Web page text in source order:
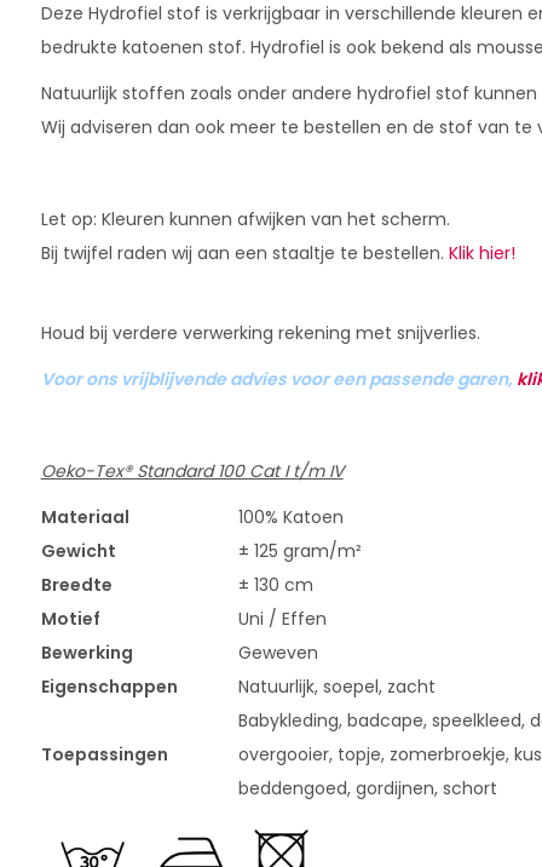
Deze Hydrofiel stof is verkrijgbaar in verschillende kleuren
bedrukte katoenen stof. Hydrofiel is ook bekend als
Natuurlijk stoffen zoals onder andere hydrofiel stof
Wij adviseren dan ook meer te bestellen en de stof van te
Let op: Kleuren kunnen afwijken van het scherm.
Bij twijfel raden wij aan een staaltje te bestellen. Klik hier!
Houd bij verdere verwerking rekening met snijverlies.
Voor ons vrijblijvende advies voor een passende garen,
Oeko-Tex® Standard 100 Cat I t/m IV
Materiaal
100% Katoen
Gewicht
± 125 gram/m²
Breedte
± 130 cm
Motief
Uni / Effen
Bewerking
Geweven
Eigenschappen
Natuurlijk, soepel, zacht
Toepassingen
Babykleding, badcape, speelkleed,
overgooier, topje, zomerbroekje,
beddengoed, gordijnen, schort